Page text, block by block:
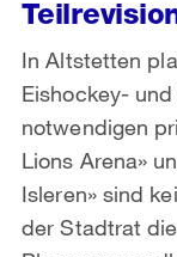
In Altstetten
Eishockey-
notwendigen
Lions Arena»
Isleren» sind
der Stadtrat